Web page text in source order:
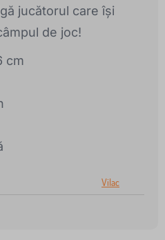
jucătorul care își
de joc!
cm
Vilac